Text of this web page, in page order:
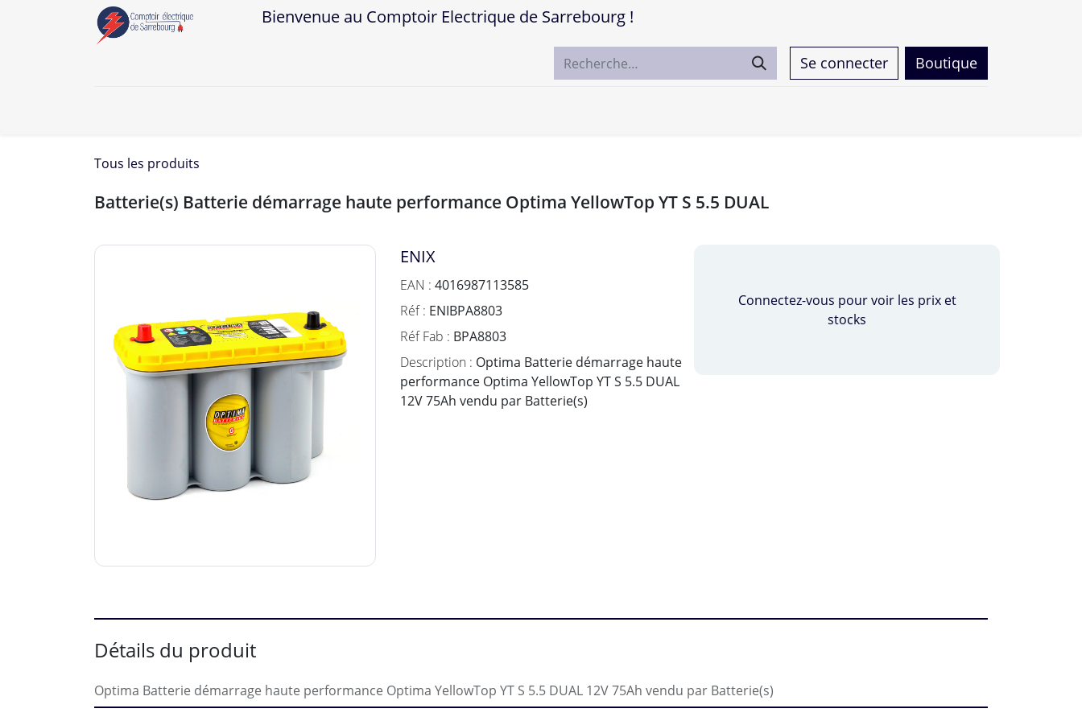
Bienvenue au Comptoir Electrique de Sarrebourg !
Se connecter Boutique
Tous les produits
Batterie(s) Batterie démarrage haute performance Optima YellowTop YT S 5.5 DUAL
ENIX
EAN : 4016987113585
Réf : ENIBPA8803
Réf Fab : BPA8803
Description : Optima Batterie démarrage haute
performance Optima YellowTop YT S 5.5 DUAL
12V 75Ah vendu par Batterie(s)
Connectez-vous pour voir les prix et
stocks
Détails du produit
Optima Batterie démarrage haute performance Optima YellowTop YT S 5.5 DUAL 12V 75Ah vendu par Batterie(s)